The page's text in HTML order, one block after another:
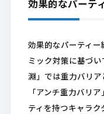
効果的なパーテ
効果的なパーティー
ミック対策に基づ
淵」では重力バリア
「アンチ重力バリ
ティを持つキャラク